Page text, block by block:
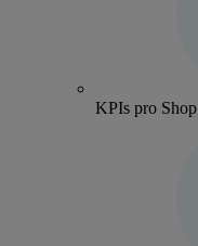
KPIs pro Shop